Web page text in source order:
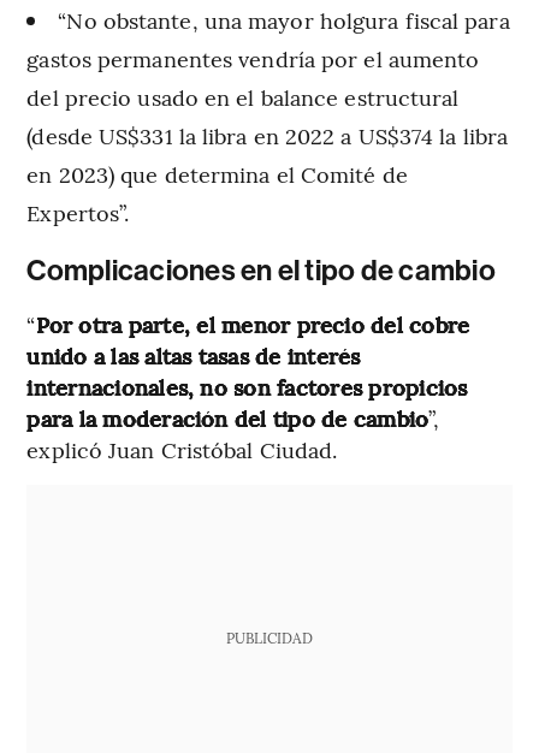
“No obstante, una mayor holgura fiscal para
gastos permanentes vendría por el aumento
del precio usado en el balance estructural
(desde US$331 la libra en 2022 a US$374 la libra
en 2023) que determina el Comité de
Expertos”.
Complicaciones en el tipo de cambio
“Por otra parte, el menor precio del cobre
unido a las altas tasas de interés
internacionales, no son factores propicios
para la moderación del tipo de cambio”,
explicó Juan Cristóbal Ciudad.
PUBLICIDAD